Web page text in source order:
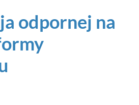
odpornej na